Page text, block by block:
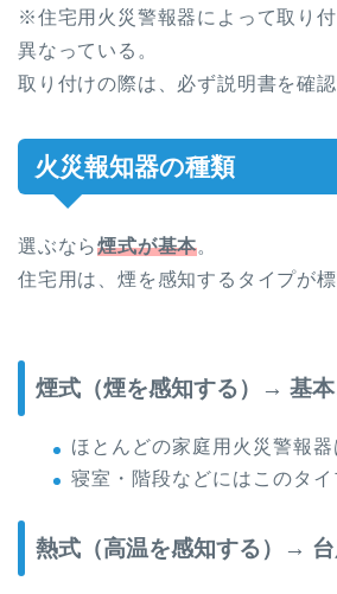
※住宅用火災警報器によって取り
異なっている。
取り付けの際は、必ず説明書を確認
火災報知器の種類
選ぶなら煙式が基本。
住宅用は、煙を感知するタイプが標
煙式（煙を感知する）→ 基本
ほとんどの家庭用火災警報器
寝室・階段などにはこのタ
熱式（高温を感知する）→